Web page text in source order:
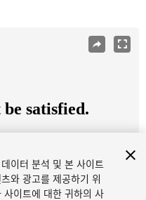
이터 분석 및 본 사이트
와 광고를 제공하기 위
이트에 대한 귀하의 사